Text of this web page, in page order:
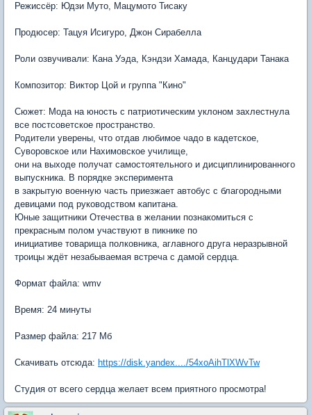
Режиссёр: Юдзи Муто, Мацумото Тисаку
Продюсер: Тацуя Исигуро, Джон Сирабелла
Роли озвучивали: Кана Уэда, Кэндзи Хамада, Канцудари Танака
Композитор: Виктор Цой и группа "Кино"
Сюжет: Мода на юность с патриотическим уклоном захлестнула
все постсоветское пространство.
Родители уверены, что отдав любимое чадо в кадетское,
Суворовское или Нахимовское училище,
они на выходе получат самостоятельного и дисциплинированного
выпускника. В порядке эксперимента
в закрытую военную часть приезжает автобус с благородными
девицами под руководством капитана.
Юные защитники Отечества в желании познакомиться с
прекрасным полом участвуют в пикнике по
инициативе товарища полковника, аглавного друга неразрывной
троицы ждёт незабываемая встреча с дамой сердца.
Формат файла: wmv
Время: 24 минуты
Размер файла: 217 Мб
Скачивать отсюда: https://disk.yandex..../54xoAihTlXWvTw
Студия от всего сердца желает всем приятного просмотра!